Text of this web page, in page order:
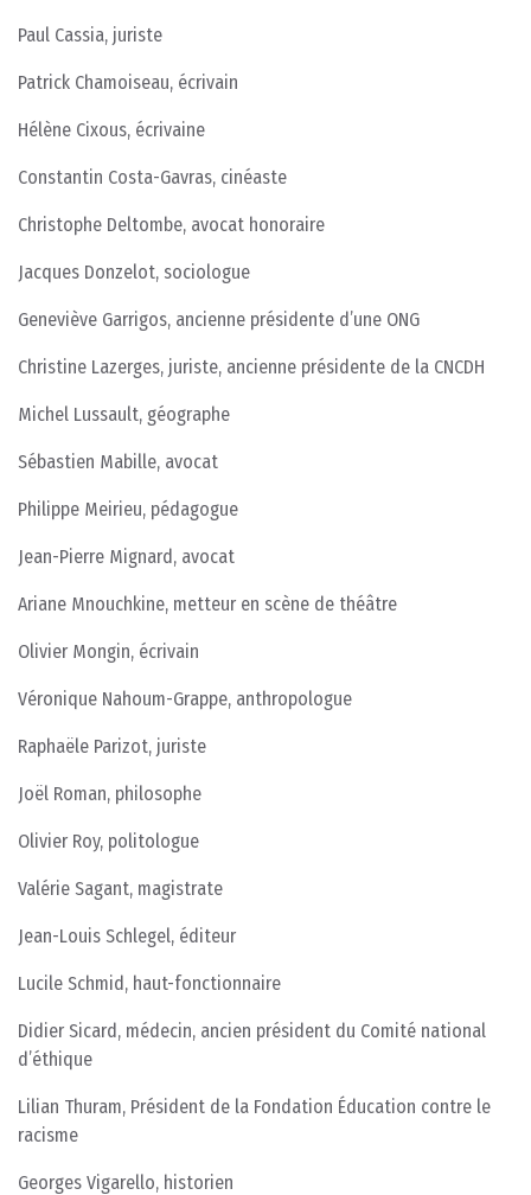
Paul Cassia, juriste
Patrick Chamoiseau, écrivain
Hélène Cixous, écrivaine
Constantin Costa-Gavras, cinéaste
Christophe Deltombe, avocat honoraire
Jacques Donzelot, sociologue
Geneviève Garrigos, ancienne présidente d’une ONG
Christine Lazerges, juriste, ancienne présidente de la CNCDH
Michel Lussault, géographe
Sébastien Mabille, avocat
Philippe Meirieu, pédagogue
Jean-Pierre Mignard, avocat
Ariane Mnouchkine, metteur en scène de théâtre
Olivier Mongin, écrivain
Véronique Nahoum-Grappe, anthropologue
Raphaële Parizot, juriste
Joël Roman, philosophe
Olivier Roy, politologue
Valérie Sagant, magistrate
Jean-Louis Schlegel, éditeur
Lucile Schmid, haut-fonctionnaire
Didier Sicard, médecin, ancien président du Comité national
d’éthique
Lilian Thuram, Président de la Fondation Éducation contre le
racisme
Georges Vigarello, historien